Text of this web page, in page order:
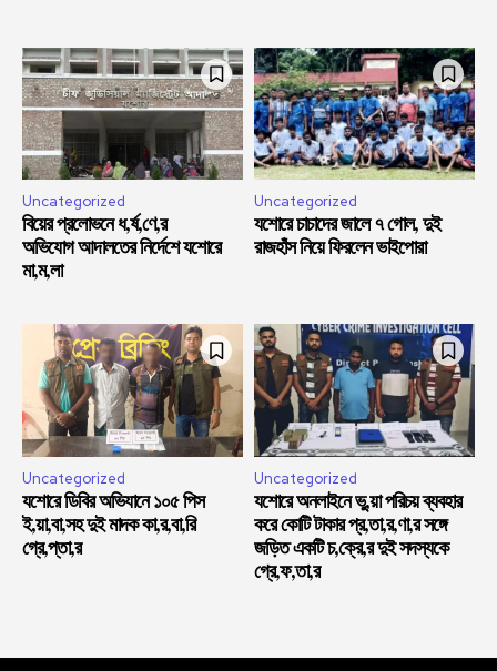
Uncategorized
বিয়ের প্রলোভনে ধ,র্ষ,ণে,র
অভিযোগ আদালতের নির্দেশে যশোরে
মা,ম,লা
Uncategorized
যশোরে চাচাদের জালে ৭ গোল, দুই
রাজহাঁস নিয়ে ফিরলেন ভাইপোরা
Uncategorized
যশোরে ডিবির অভিযানে ১০৫ পিস
ই,য়া,বা,সহ দুই মাদক কা,র,বা,রি
গ্রে,প্তা,র
Uncategorized
যশোরে অনলাইনে ভু,য়া পরিচয় ব্যবহার
করে কোটি টাকার প্র,তা,র,ণা,র সঙ্গে
জড়িত একটি চ,ক্রে,র দুই সদস্যকে
গ্রে,ফ,তা,র